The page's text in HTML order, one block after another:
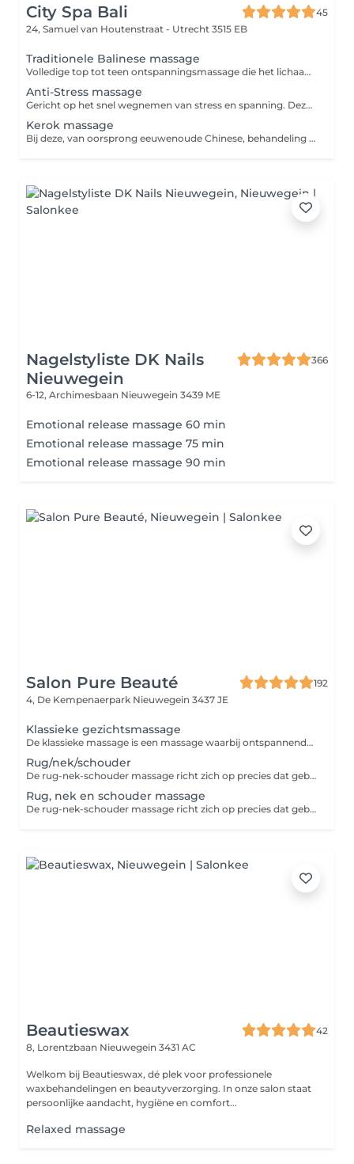
City Spa Bali
45
24, Samuel van Houtenstraat - Utrecht 3515 EB
Traditionele Balinese massage
Volledige top tot teen ontspanningsmassage die het lichaam in diepe staat van ontspanning brengt. De massage maakt de spieren weer soepel en bevordert de bloedsomloop. Dit stimuleert de afvoer van het lymfevocht waardoor ook afvalstoffen het lichaam sneller verlaten.
Anti-Stress massage
Gericht op het snel wegnemen van stress en spanning. Deze ontspanningsmassage concentreert zich op de de plekken waar stress zich vaak manifesteert; rug, schouders, nek en het hoofd. De spieren in dit gebied worden los en soepel gemasseerd zodat je binnen korte tijd effectief kunt onthaasten.
Kerok massage
Bij deze, van oorsprong eeuwenoude Chinese, behandeling wordt gebruik gemaakt van kruidenolie en een jadesteen om de huid te schrapen en zo blokkades in het lichaam op te sporen en te behandelen. De jadesteen is in een speciale vorm geslepen en wordt gebruikt om klachten zoals hoofdpijn en rugklachten te behandelen. De behandeling is pijnloos en de rode plekken op de huid verdwijnen na enkele dagen.
Nagelstyliste DK Nails
Nieuwegein
366
6-12, Archimesbaan Nieuwegein 3439 ME
Emotional release massage 60 min
Emotional release massage 75 min
Emotional release massage 90 min
Salon Pure Beauté
192
4, De Kempenaerpark Nieuwegein 3437 JE
Klassieke gezichtsmassage
De klassieke massage is een massage waarbij ontspannende en intensieve grepen elkaar afwisselen voor ontspanning en om spierknopen los te maken.
Rug/nek/schouder
De rug-nek-schouder massage richt zich op precies dat gebied waar we vaak last van hebben. Spanningen zetten zich voornamelijk vast in de rug, nek en/of schouder, waar pijnklachten door kunnen ontstaan. Een zorgvuldige ontspanningsmassage kan deze klachten flink verzachten door de spieren te helpen in de ontspanning.
Rug, nek en schouder massage
De rug-nek-schouder massage richt zich op precies dat gebied waar we vaak last van hebben. Spanningen zetten zich voornamelijk vast in de rug, nek en/of schouder, waar pijnklachten door kunnen ontstaan. Een zorgvuldige ontspanningsmassage kan deze klachten flink verzachten door de spieren te helpen in de ontspanning.
Beautieswax
42
8, Lorentzbaan Nieuwegein 3431 AC
Welkom bij Beautieswax, dé plek voor professionele
waxbehandelingen en beautyverzorging. In onze salon staat
persoonlijke aandacht, hygiëne en comfort...
Relaxed massage